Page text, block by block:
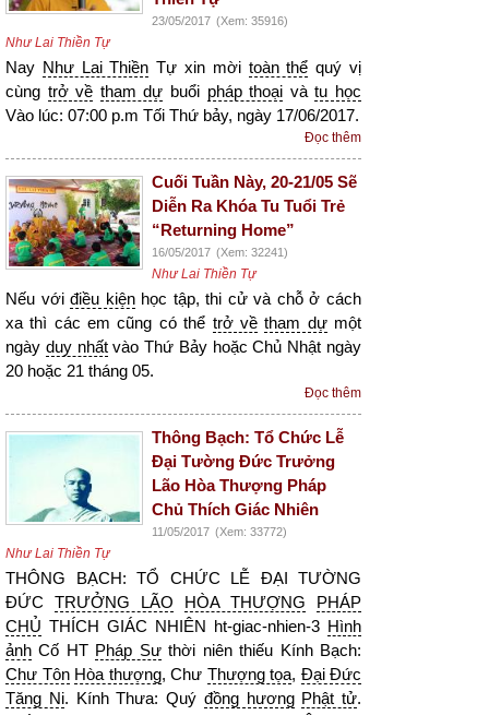
23/05/2017 (Xem: 35916)
Như Lai Thiền Tự
Nay Như Lai Thiền Tự xin mời toàn thể quý vị
cùng trở về tham dự buổi pháp thoại vàtu học
Vào lúc: 07:00 p.m Tối Thứ bảy, ngày 17/06/2017.
Đọc thêm
Cuối Tuần Này, 20-21/05 Sẽ
Diễn Ra Khóa Tu Tuổi Trẻ
“Returning Home”
16/05/2017 (Xem: 32241)
Như Lai Thiền Tự
Nếu vớiđiều kiệnhọc tập, thi cử và chỗ ở cách
xa thì các em cũng có thể trở về tham dựmột
ngày duy nhấtvào Thứ Bảy hoặc Chủ Nhật ngày
20 hoặc 21 tháng 05.
Đọc thêm
Thông Bạch: Tổ Chức Lễ
Đại Tường Đức Trưởng
Lão Hòa Thượng Pháp
Chủ Thích Giác Nhiên
11/05/2017 (Xem: 33772)
Như Lai Thiền Tự
THÔNG BẠCH: TỔ CHỨC LỄ ĐẠI TƯỜNG
ĐỨC TRƯỞNG LÃO HÒA THƯỢNG
PHÁP
CHỦ THÍCH GIÁC NHIÊN ht-giac-nhien-3 Hình
ảnh Cố HT Pháp Sưthời niên thiếu Kính Bạch:
Chư Tôn Hòa thượng, Chư Thượng tọa, Đại Đức
Tăng Ni. Kính Thưa: Quý đồng hương Phật tử.